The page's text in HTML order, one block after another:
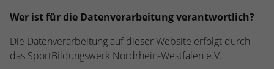
Wer ist für die Datenverarbeitung verantwortlich?
Die Datenverarbeitung auf dieser Website erfolgt durch
das SportBildungswerk Nordrhein-Westfalen e.V.
installiert. Das Cookie wird verwendet, um
Informationen darüber zu speichern, wie
Besucher eine Website nutzen, und hilft
bei der Erstellung eines Analyseberichts